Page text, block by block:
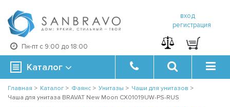
Пн-пт с 9:00 до 18:00
вход
регистрация
Каталог
Главная > Каталог > Фаянс > Унитазы > Чаши для унитазов >
Чаша для унитаза BRAVAT New Moon CX01019UW-PS-RUS